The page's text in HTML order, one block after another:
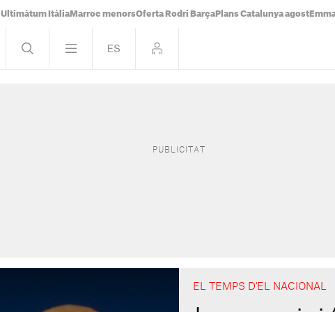
Ultimàtum Itàlia Marroc menorsOferta Rodri Barça Plans Catalunya agost
EL TEMPS D'EL NACIONAL